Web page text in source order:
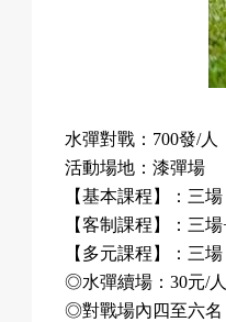
水彈對戰： 700發/人
活動場地：漆彈場
【基本課程】：三
【客制課程】：三場
【多元課程】：三
◎水彈續場：30元/
◎對戰場內四至六